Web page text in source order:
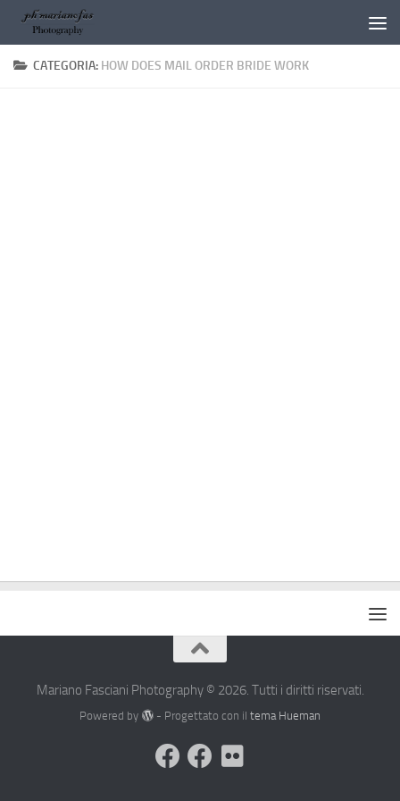
Salta al contenuto
CATEGORIA: HOW DOES MAIL ORDER BRIDE WORK
Mariano Fasciani Photography © 2026. Tutti i diritti riservati.
Powered by - Progettato con il tema Hueman